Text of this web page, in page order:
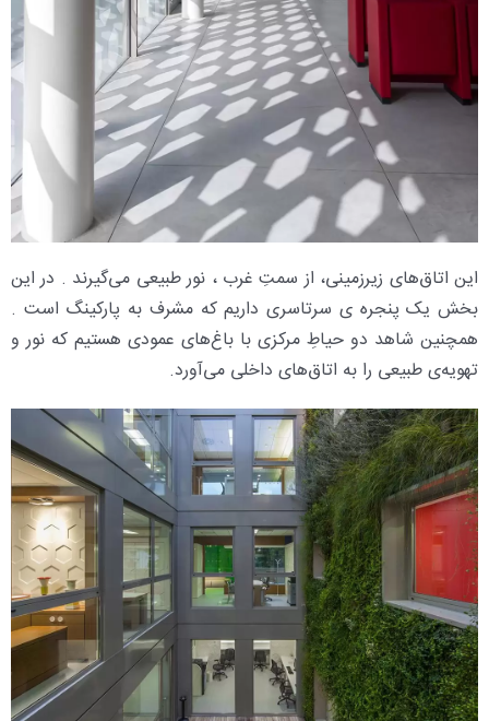
این اتاق‌های زیرزمینی، از سمتِ غرب ، نور طبیعی می‌گیرند . در این
بخش یک پنجره ی سرتاسری داریم که مشرف به پارکینگ است .
همچنین شاهد دو حیاطِ مرکزی با باغ‌های عمودی هستیم که نور و
تهویه‌ی طبیعی را به اتاق‌های داخلی می‌آورد.